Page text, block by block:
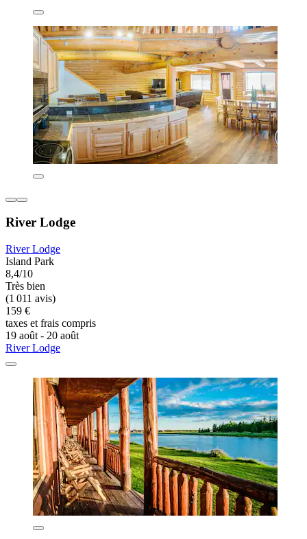
River Lodge
River Lodge
Island Park
8,4/10
Très bien
(1 011 avis)
159 €
taxes et frais compris
19 août - 20 août
River Lodge